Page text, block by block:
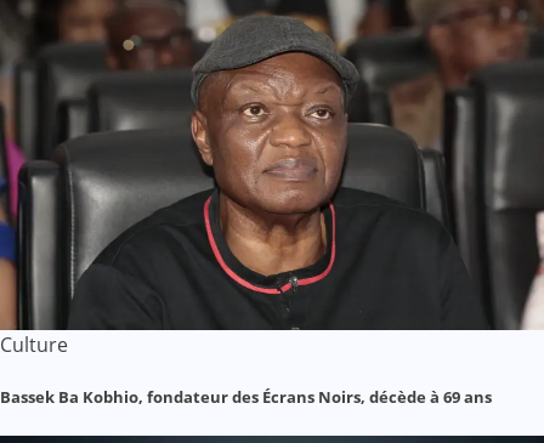
Culture
Bassek Ba Kobhio, fondateur des Écrans Noirs, décède à 69 ans